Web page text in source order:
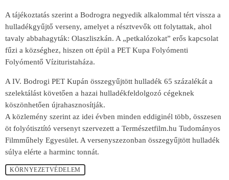
A tájékoztatás szerint a Bodrogra negyedik alkalommal tért vissza a
hulladékgyűjtő verseny, amelyet a résztvevők ott folytattak, ahol
tavaly abbahagyták: Olaszliszkán. A „petkalózokat” erős kapcsolat
fűzi a községhez, hiszen ott épül a PET Kupa Folyómenti
Folyómentő Vízituristaháza.
A IV. Bodrogi PET Kupán összegyűjtött hulladék 65 százalékát a
szelektálást követően a hazai hulladékfeldolgozó cégeknek
köszönhetően újrahasznosítják.
A közlemény szerint az idei évben minden eddiginél több, összesen
öt folyótisztító versenyt szervezett a Természetfilm.hu Tudományos
Filmműhely Egyesület. A versenyszezonban összegyűjtött hulladék
súlya elérte a harminc tonnát.
KÖRNYEZETVÉDELEM